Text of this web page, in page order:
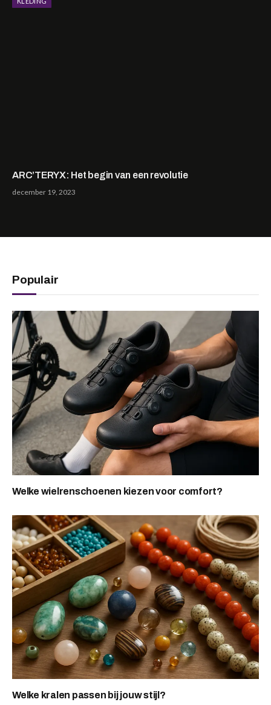
ARC’TERYX: Het begin van een revolutie
december 19, 2023
Populair
Welke wielrenschoenen kiezen voor comfort?
Welke kralen passen bij jouw stijl?